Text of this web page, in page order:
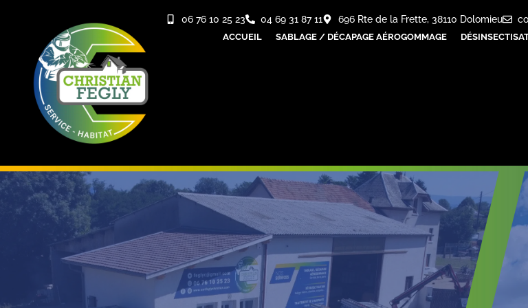
06 76 10 25 23 04 69 31 87 11 696 Rte de la Frette, 38110 Dolomieu
ACCUEIL SABLAGE / DÉCAPAGE AÉROGOMMAGE